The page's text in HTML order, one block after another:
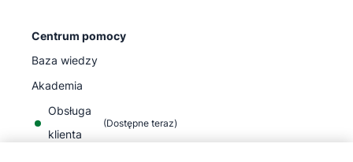
Centrum pomocy
Baza wiedzy
Akademia
Obsługa
klienta
(Dostępne teraz)